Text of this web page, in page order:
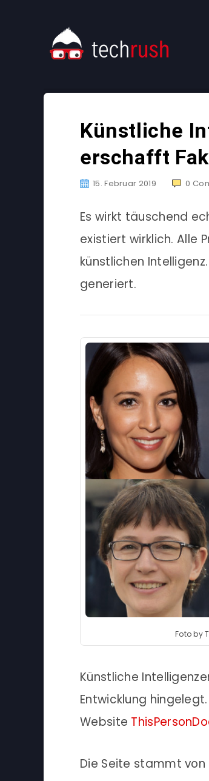
Künstliche
erschafft
15. Februar 2019 0
Es wirkt täuschend
existiert wirklich. Alle
künstlichen
generiert.
Foto by
Künstliche
Entwicklung
Website
Die Seite stammt von